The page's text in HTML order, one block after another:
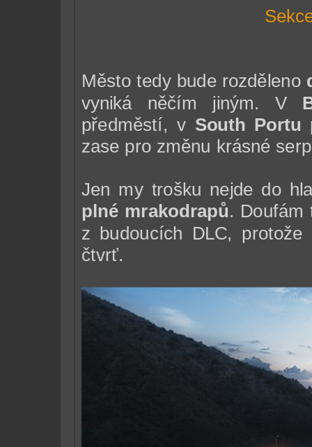
Město tedy bude rozděleno
vyniká něčím jiným. V
předměstí, v South Portu
zase pro změnu krásné
Jen my trošku nejde do
plné mrakodrapů. Doufám
z budoucích DLC,
čtvrť.